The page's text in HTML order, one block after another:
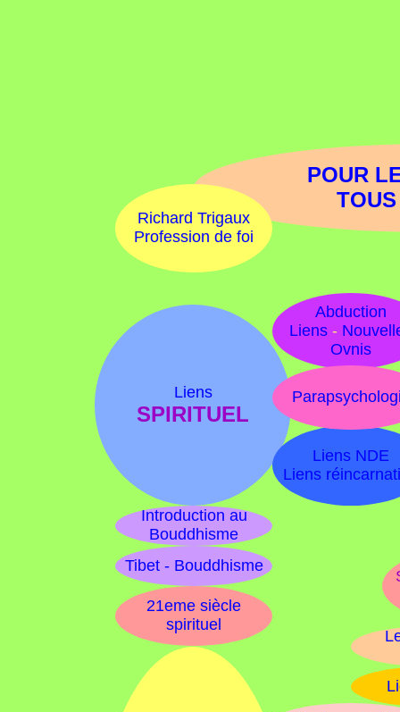
Richard Trigaux
Profession de foi
POUR
Liens
SPIRITUEL
Liens NDE
Liens
Abduction
Liens-
Ovnis
Introduction au
Bouddhisme
Tibet - Bouddhisme
21eme siècle
spirituel